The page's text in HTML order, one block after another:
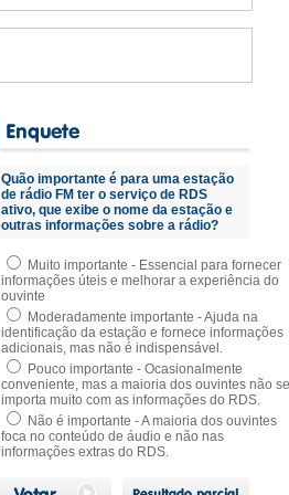
Quão importante é para uma estação
de rádio FM ter o serviço de RDS
ativo, que exibe o nome da estação e
outras informações sobre a rádio?
Muito importante - Essencial para fornecer
informações úteis e melhorar a experiência do
ouvinte
Moderadamente importante - Ajuda na
identificação da estação e fornece informações
adicionais, mas não é indispensável.
Pouco importante - Ocasionalmente
conveniente, mas a maioria dos ouvintes não se
importa muito com as informações do RDS.
Não é importante - A maioria dos ouvintes
foca no conteúdo de áudio e não nas
informações extras do RDS.